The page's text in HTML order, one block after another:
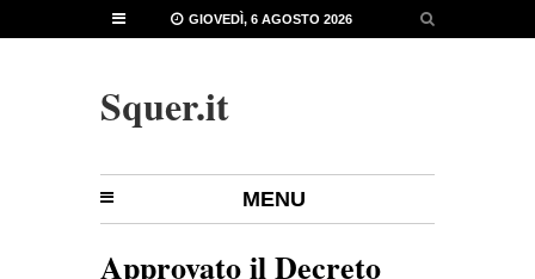
GIOVEDÌ, 6 AGOSTO 2026
Squer.it
MENU
Approvato il Decreto